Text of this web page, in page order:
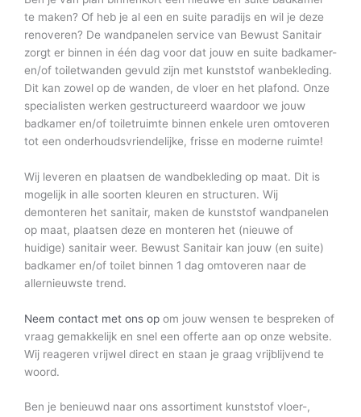
te maken? Of heb je al een en suite paradijs en wil je deze
renoveren? De wandpanelen service van Bewust Sanitair
zorgt er binnen in één dag voor dat jouw en suite badkamer-
en/of toiletwanden gevuld zijn met kunststof wanbekleding.
Dit kan zowel op de wanden, de vloer en het plafond. Onze
specialisten werken gestructureerd waardoor we jouw
badkamer en/of toiletruimte binnen enkele uren omtoveren
tot een onderhoudsvriendelijke, frisse en moderne ruimte!
Wij leveren en plaatsen de wandbekleding op maat. Dit is
mogelijk in alle soorten kleuren en structuren. Wij
demonteren het sanitair, maken de kunststof wandpanelen
op maat, plaatsen deze en monteren het (nieuwe of
huidige) sanitair weer. Bewust Sanitair kan jouw (en suite)
badkamer en/of toilet binnen 1 dag omtoveren naar de
allernieuwste trend.
Neem contact met ons op om jouw wensen te bespreken of
vraag gemakkelijk en snel een offerte aan op onze website.
Wij reageren vrijwel direct en staan je graag vrijblijvend te
woord.
Ben je benieuwd naar ons assortiment kunststof vloer-,